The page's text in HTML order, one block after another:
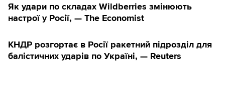
Як удари по складах Wildberries змінюють
настрої у Росії, — The Economist
КНДР розгортає в Росії ракетний підрозділ для
балістичних ударів по Україні, — Reuters